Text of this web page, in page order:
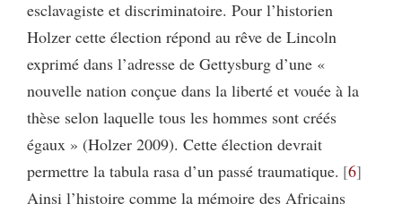
esclavagiste et discriminatoire. Pour l’historien
Holzer cette élection répond au rêve de Lincoln
exprimé dans l’adresse de Gettysburg d’une «
nouvelle nation conçue dans la liberté et vouée à la
thèse selon laquelle tous les hommes sont créés
égaux » (Holzer 2009). Cette élection devrait
permettre la tabula rasa d’un passé traumatique. 6
Ainsi l’histoire comme la mémoire des Africains